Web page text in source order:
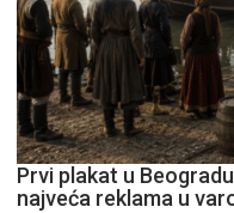
Prvi plakat u
najveća reklama u